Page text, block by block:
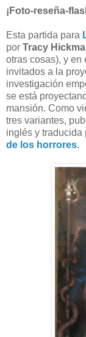
¡Foto-reseña-
Esta partida para
por Tracy
otras cosas), y en
invitados a la
investigación
se está
mansión. Como
tres variantes,
inglés y traducida
de los horrores.